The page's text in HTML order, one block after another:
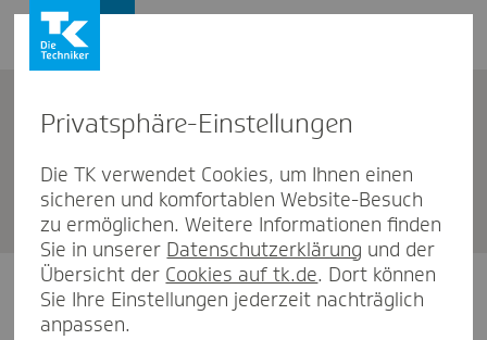
TK München-Ostbahnhof
Unternehmen
Unsere Öffnungszeiten
Privat­sphäre-Einstel­lungen
Die TK verwendet Cookies, um Ihnen einen
sicheren und komfortablen Website-Besuch
zu ermöglichen. Weitere Informationen finden
Sie in unserer Datenschutzerklärung und der
Übersicht der Cookies auf tk.de. Dort können
Sie Ihre Einstellungen jederzeit nachträglich
anpassen.